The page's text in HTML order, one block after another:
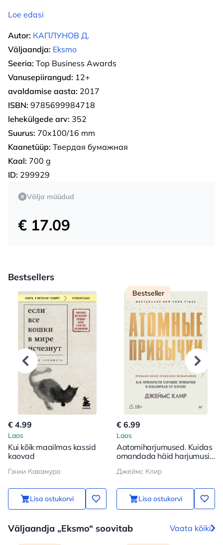
Loe edasi
Autor: КАПЛУНОВ Д.
Väljaandja: Eksmo
Seeria: Top Business Awards
Vanusepiirangud: 12+
avaldamise aasta: 2017
ISBN: 9785699984718
lehekülgede arv: 352
Suurus: 70x100/16 mm
Kaanetüüp: Твердая бумажная
Kaal: 700 g
ID: 299929
Välja müüdud
€ 17.09
Bestsellers
€ 4.99
Laos
Kui kõik maailmas kassid
kaovad
Гэнки Кавамура
Lisa ostukorvi
Bestseller
€ 6.99
Laos
Aatomiharjumused. Kuidas
omandada häid harjumusi
Джеймс Клир
Lisa ostukorvi
Väljaandja „Eksmo“ soovitab Vaata kõiki